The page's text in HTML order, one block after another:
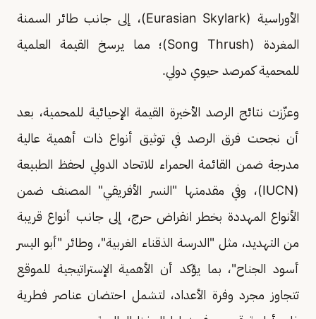
الأوراسية (Eurasian Skylark)، إلى جانب طائر السمنة
المغردة (Song Thrush)؛ مما يرسخ القيمة العلمية
للمحمية كمرصد حيوي دولي.
وعزّزت نتائج الرصد الأخيرة القيمة الإحيائية للمحمية، بعد
أن نجحت فرق الرصد في توثيق أنواع ذات أهمية عالية
مدرجة ضمن القائمة الحمراء للاتحاد الدولي لحفظ الطبيعة
(IUCN)، وفي مقدمتها "النسر الأفريقي" المصنف ضمن
الأنواع المهددة بخطر انقراض حرج، إلى جانب أنواع قريبة
من التهديد، مثل "الدرسة الذقناء الغربية"، وطائر "أبو اليسر
أسود الجناح"، بما يؤكد أن الأهمية الإستراتيجية للموقع
تتجاوز مجرد وفرة الأعداد، لتشمل احتضان عناصر فطرية